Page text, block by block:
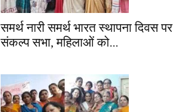
समर्थ नारी समर्थ भारत स्थापना दिवस पर
संकल्प सभा, महिलाओं को...